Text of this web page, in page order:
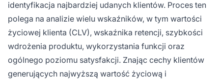
identyfikacja najbardziej udanych klientów. Proces ten
polega na analizie wielu wskaźników, w tym wartości
życiowej klienta (CLV), wskaźnika retencji, szybkości
wdrożenia produktu, wykorzystania funkcji oraz
ogólnego poziomu satysfakcji. Znając cechy klientów
generujących najwyższą wartość życiową i